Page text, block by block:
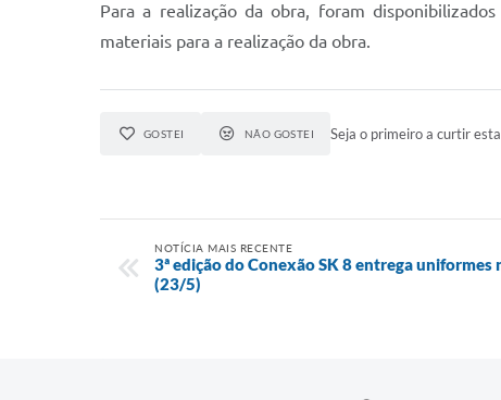
Para a realização da obra, foram
materiais para a realização da obra.
GOSTEI NÃO GOSTEI Seja o primeiro a curtir
NOTÍCIA MAIS RECENTE
3ª edição do Conexão SK 8 entrega
(23/5)